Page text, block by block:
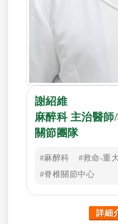
謝紹維
麻醉科 主治醫
關節團隊
#麻醉科
#救命-重
#脊椎關節中心
詳細